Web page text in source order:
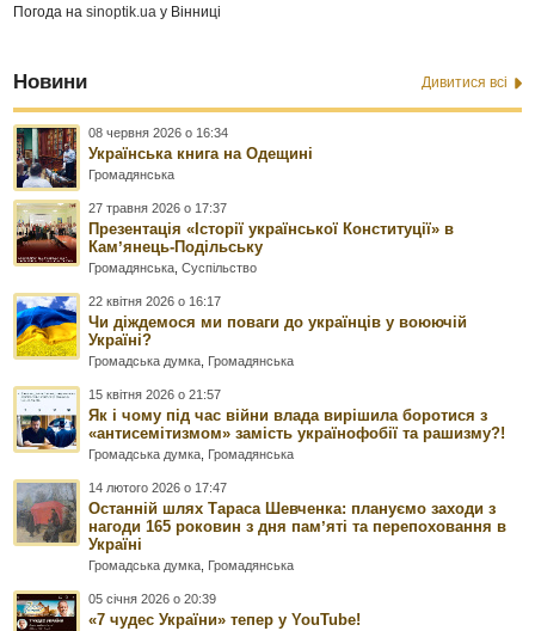
Погода наsinoptik.ua у Вінниці
Новини Дивитися всі
08 червня 2026 о 16:34
Українська книга на Одещині
Громадянська
27 травня 2026 о 17:37
Презентація «Історії української Конституції» в
Камʼянець-Подільську
Громадянська ,Суспільство
22 квітня 2026 о 16:17
Чи діждемося ми поваги до українців у воюючій
Україні?
Громадська думка Громадянська
15 квітня 2026 о 21:57
Як і чому під час війни влада вирішила боротися з
«антисемітизмом» замість українофобії та рашизму?!
Громадська думка Громадянська
14 лютого 2026 о 17:47
Останній шлях Тараса Шевченка: плануємо заходи з
нагоди 165 роковин з дня памʼяті та перепоховання в
Україні
Громадська думка Громадянська
05 січня 2026 о 20:39
«7 чудес України» тепер у YouTube!